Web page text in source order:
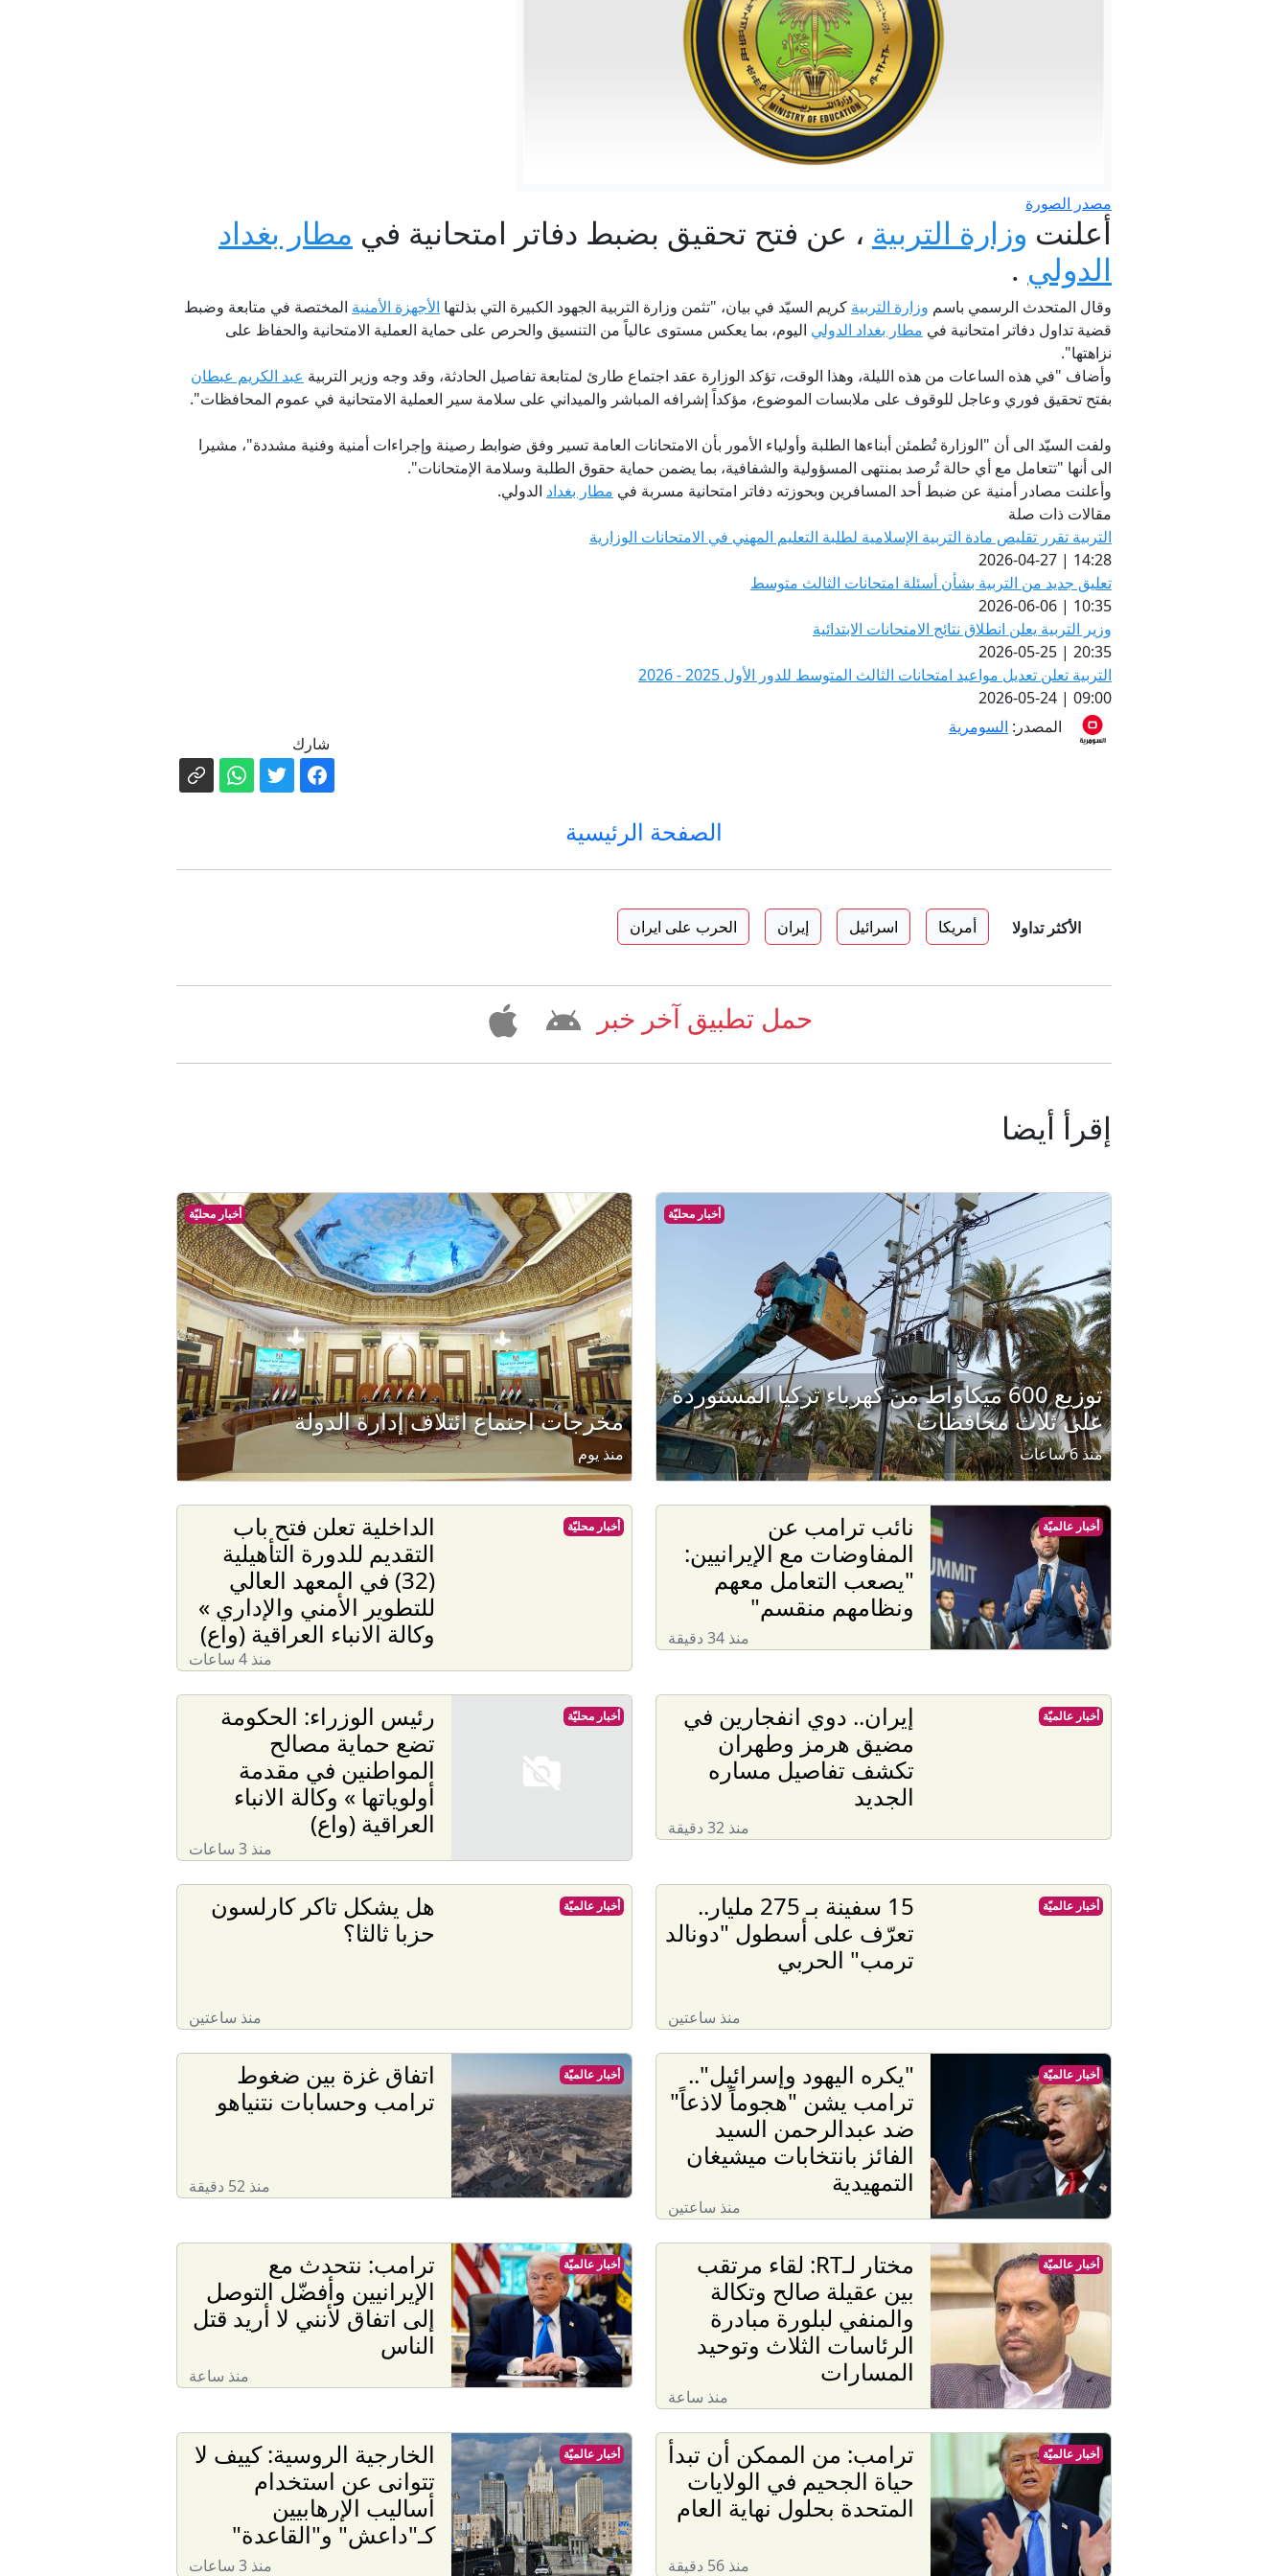
ترامب: نتحدث مع الإيرانيين وأفضّل التوصل إلى اتفاق لأنني لا أريد قتل الناس
كاتب يهودي يفكك الرواية الإسرائيلية ويوثق "هندسة الإبادة" في غزة
رئيس الوزراء الكندي يسخر من ترامب بعد تعطل جهاز التلقين.. (فيديو)
مصدر الصورة
أعلنت وزارة التربية ، عن فتح تحقيق بضبط دفاتر امتحانية في مطار بغداد
الدولي .
وقال المتحدث الرسمي باسم وزارة التربية كريم السيّد في بيان، "تثمن وزارة التربية الجهود الكبيرة التي بذلتها الأجهزة الأمنية المختصة في متابعة وضبط
قضية تداول دفاتر امتحانية في مطار بغداد الدولي اليوم، بما يعكس مستوى عالياً من التنسيق والحرص على حماية العملية الامتحانية والحفاظ على
نزاهتها".
وأضاف "في هذه الساعات من هذه الليلة، وهذا الوقت، تؤكد الوزارة عقد اجتماع طارئ لمتابعة تفاصيل الحادثة، وقد وجه وزير التربية عبد الكريم عبطان
بفتح تحقيق فوري وعاجل للوقوف على ملابسات الموضوع، مؤكداً إشرافه المباشر والميداني على سلامة سير العملية الامتحانية في عموم المحافظات".
ولفت السيّد الى أن "الوزارة تُطمئن أبناءها الطلبة وأولياء الأمور بأن الامتحانات العامة تسير وفق ضوابط رصينة وإجراءات أمنية وفنية مشددة"، مشيرا
الى أنها "تتعامل مع أي حالة تُرصد بمنتهى المسؤولية والشفافية، بما يضمن حماية حقوق الطلبة وسلامة الإمتحانات".
وأعلنت مصادر أمنية عن ضبط أحد المسافرين وبحوزته دفاتر امتحانية مسربة في مطار بغداد الدولي.
مقالات ذات صلة
التربية تقرر تقليص مادة التربية الإسلامية لطلبة التعليم المهني في الامتحانات الوزارية
14:28 | 2026-04-27
تعليق جديد من التربية بشأن أسئلة امتحانات الثالث متوسط
10:35 | 2026-06-06
وزير التربية يعلن انطلاق نتائج الامتحانات الابتدائية
20:35 | 2026-05-25
التربية تعلن تعديل مواعيد امتحانات الثالث المتوسط للدور الأول 2025 - 2026
09:00 | 2026-05-24
المصدر: السومرية
شارك
الصفحة الرئيسية
الأكثر تداولا أمريكا اسرائيل إيران الحرب على ايران
حمل تطبيق آخر خبر
إقرأ أيضا
أخبار محليّة
توزيع 600 ميكاواط من كهرباء تركيا المستوردة
على ثلاث محافظات
منذ 6 ساعات
أخبار محليّة
مخرجات اجتماع ائتلاف إدارة الدولة
منذ يوم
نائب ترامب عن
المفاوضات مع الإيرانيين:
"يصعب التعامل معهم
ونظامهم منقسم"
منذ 34 دقيقة
أخبار عالميّة
الداخلية تعلن فتح باب
التقديم للدورة التأهيلية
(32) في المعهد العالي
للتطوير الأمني والإداري »
وكالة الانباء العراقية (واع)
منذ 4 ساعات
أخبار محليّة
إيران.. دوي انفجارين في
مضيق هرمز وطهران
تكشف تفاصيل مساره
الجديد
منذ 32 دقيقة
أخبار عالميّة
رئيس الوزراء: الحكومة
تضع حماية مصالح
المواطنين في مقدمة
أولوياتها » وكالة الانباء
العراقية (واع)
منذ 3 ساعات
أخبار محليّة
15 سفينة بـ 275 مليار..
تعرّف على أسطول "دونالد
ترمب" الحربي
منذ ساعتين
أخبار عالميّة
هل يشكل تاكر كارلسون
حزبا ثالثا؟
منذ ساعتين
أخبار عالميّة
"يكره اليهود وإسرائيل"..
ترامب يشن "هجوماً لاذعاً"
ضد عبدالرحمن السيد
الفائز بانتخابات ميشيغان
التمهيدية
منذ ساعتين
أخبار عالميّة
اتفاق غزة بين ضغوط
ترامب وحسابات نتنياهو
منذ 52 دقيقة
أخبار عالميّة
مختار لـRT: لقاء مرتقب
بين عقيلة صالح وتكالة
والمنفي لبلورة مبادرة
الرئاسات الثلاث وتوحيد
المسارات
منذ ساعة
أخبار عالميّة
ترامب: نتحدث مع
الإيرانيين وأفضّل التوصل
إلى اتفاق لأنني لا أريد قتل
الناس
منذ ساعة
أخبار عالميّة
ترامب: من الممكن أن تبدأ
حياة الجحيم في الولايات
المتحدة بحلول نهاية العام
منذ 56 دقيقة
أخبار عالميّة
الخارجية الروسية: كييف لا
تتوانى عن استخدام
أساليب الإرهابيين
كـ"داعش" و"القاعدة"
منذ 3 ساعات
أخبار عالميّة